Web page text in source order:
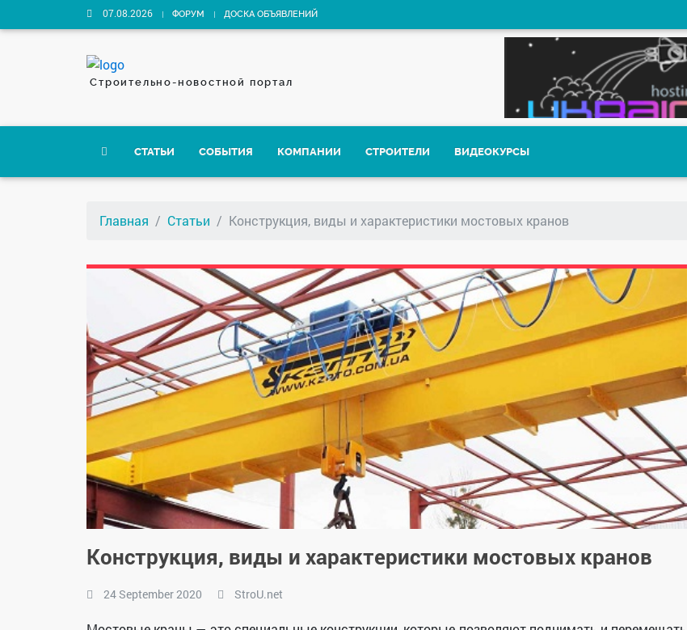
07.08.2026 ФОРУМ ДОСКА ОБЪЯВЛЕНИЙ
Строительно-новостной портал
СТАТЬИ СОБЫТИЯ КОМПАНИИ СТРОИТЕЛИ ВИДЕОКУРСЫ
Главная Статьи Конструкция, виды и характеристики мостовых кранов
Конструкция, виды и характеристики мостовых кранов
24 September 2020 StroU.net